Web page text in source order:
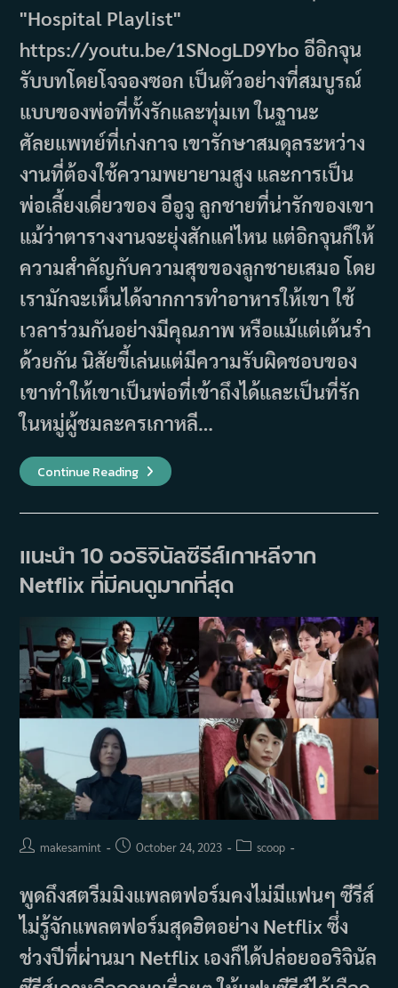
"Hospital Playlist"
https://youtu.be/1SNogLD9Ybo อีอิกจุน
รับบทโดยโจจองซอก เป็นตัวอย่างที่สมบูรณ์
แบบของพ่อที่ทั้งรักและทุ่มเท ในฐานะ
ศัลยแพทย์ที่เก่งกาจ เขารักษาสมดุลระหว่าง
งานที่ต้องใช้ความพยายามสูง และการเป็น
พ่อเลี้ยงเดี่ยวของ อีอูจู ลูกชายที่น่ารักของเขา
แม้ว่าตารางงานจะยุ่งสักแค่ไหน แต่อิกจุนก็ให้
ความสำคัญกับความสุขของลูกชายเสมอ โดย
เรามักจะเห็นได้จากการทำอาหารให้เขา ใช้
เวลาร่วมกันอย่างมีคุณภาพ หรือแม้แต่เต้นรำ
ด้วยกัน นิสัยขี้เล่นแต่มีความรับผิดชอบของ
เขาทำให้เขาเป็นพ่อที่เข้าถึงได้และเป็นที่รัก
ในหมู่ผู้ชมละครเกาหลี…
Continue Readingละคร
เกาหลี
กับ
เป็น
พ่อ
ที่
ดี
ที่สุด
การ
เฉลิม
ฉลอง
ใน
วัน
พ่อ
แห่ง
ชาติ
เกาหลี
แนะนำ 10 ออริจินัลซีรีส์เกาหลีจาก
Netflix ที่มีคนดูมากที่สุด
Postmakesamint
PostOctober 24, 2023
Postscoop
พูดถึงสตรีมมิงแพลตฟอร์มคงไม่มีแฟนๆ ซีรีส์
ไม่รู้จักแพลตฟอร์มสุดฮิตอย่าง Netflix ซึ่ง
ช่วงปีที่ผ่านมา Netflix เองก็ได้ปล่อยออริจินัล